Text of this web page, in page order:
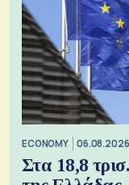
ECONOMY
Στα 18,8